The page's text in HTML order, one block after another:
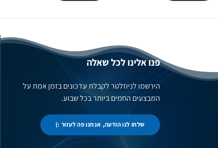
פנו אלינו לכל שאלה
הירשמו לניוזלטר לקבלת עדכונים בזמן אמת על
המבצעים החמים ביותר בכל שבוע.
שלחו לנו הודעה, אנחנו פה לעזור :)